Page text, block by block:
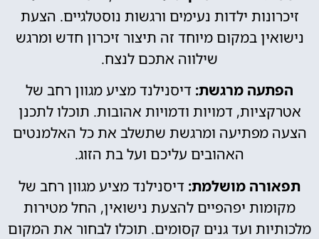
זיכרונות ילדות נעימים ורגשות נוסטלגיים. הצעת
נישואין במקום מיוחד זה תיצור זיכרון חדש ומרגש
שילווה אתכם לנצח.
הפתעה מרגשת: דיסנילנד מציע מגוון רחב של
אטרקציות, דמויות ודמויות אהובות. תוכלו לתכנן
הצעה מפתיעה ומרגשת שתשלב את כל האלמנטים
האהובים עליכם ועל בת הזוג.
תפאורה מושלמת: דיסנילנד מציע מגוון רחב של
מקומות יפהפיים להצעת נישואין, החל מטירות
מלכותיות ועד גנים קסומים. תוכלו לבחור את המקום